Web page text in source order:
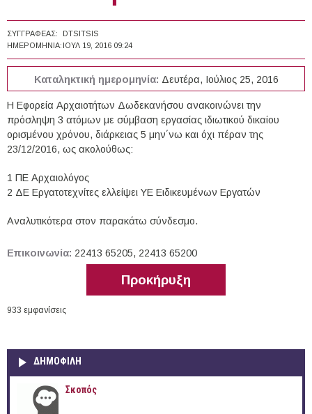
ΣΥΓΓΡΑΦΈΑΣ:
DTSITSIS
ΗΜΕΡΟΜΗΝΊΑ: ΙΟΥΛ 19, 2016 09:24
Καταληκτική ημερομηνία: Δευτέρα, Ιούλιος 25, 2016
Η Εφορεία Αρχαιοτήτων Δωδεκανήσου ανακοινώνει την
πρόσληψη 3 ατόμων με σύμβαση εργασίας ιδιωτικού δικαίου
ορισμένου χρόνου, διάρκειας 5 μην΄νω και όχι πέραν της
23/12/2016, ως ακολούθως:
1 ΠΕ Αρχαιολόγος
2 ΔΕ Εργατοτεχνίτες ελλείψει ΥΕ Ειδικευμένων Εργατών
Αναλυτικότερα στον παρακάτω σύνδεσμο.
Επικοινωνία: 22413 65205, 22413 65200
Προκήρυξη
933 εμφανίσεις
ΔΗΜΟΦΙΛΗ
Σκοπός